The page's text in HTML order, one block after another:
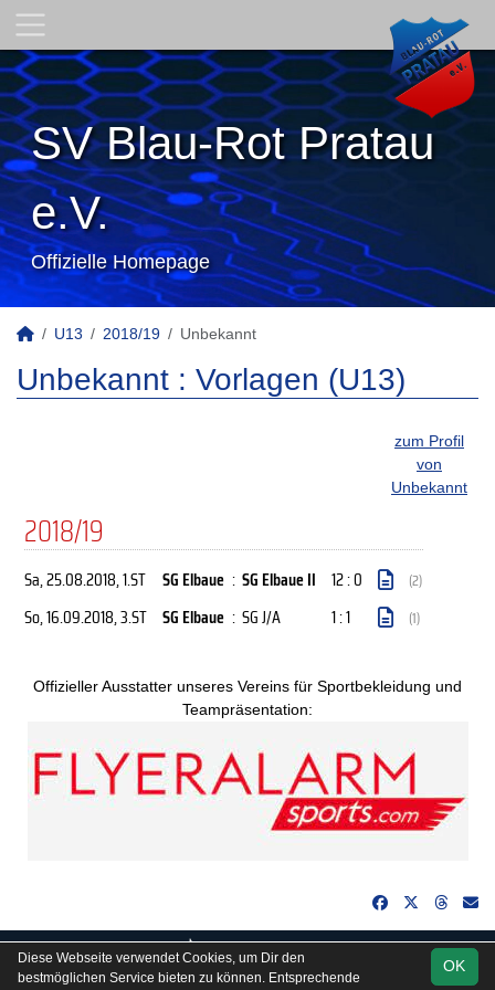
SV Blau-Rot Pratau
e.V.
Offizielle Homepage
U13 2018/19 Unbekannt
Unbekannt : Vorlagen (U13)
zum Profil
von
Unbekannt
2018/19
Sa, 25.08.2018, 1.ST SG Elbaue : SG Elbaue II 12 : 0 (2)
So, 16.09.2018, 3.ST SG Elbaue : SG J/A 1 : 1 (1)
Offizieller Ausstatter unseres Vereins für Sportbekleidung und
Teampräsentation:
soccero.de
OK
Diese Webseite verwendet Cookies, um Dir den
bestmöglichen Service bieten zu können. Entsprechende